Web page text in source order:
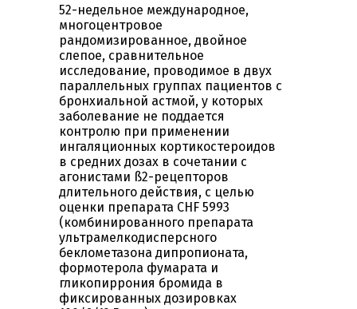
52-недельное международное,
многоцентровое
рандомизированное, двойное
слепое, сравнительное
исследование, проводимое в двух
параллельных группах пациентов с
бронхиальной астмой, у которых
заболевание не поддается
контролю при применении
ингаляционных кортикостероидов
в средних дозах в сочетании с
агонистами ß2-рецепторов
длительного действия, с целью
оценки препарата CHF 5993
(комбинированного препарата
ультрамелкодисперсного
беклометазона дипропионата,
формотерола фумарата и
гликопиррония бромида в
фиксированных дозировках